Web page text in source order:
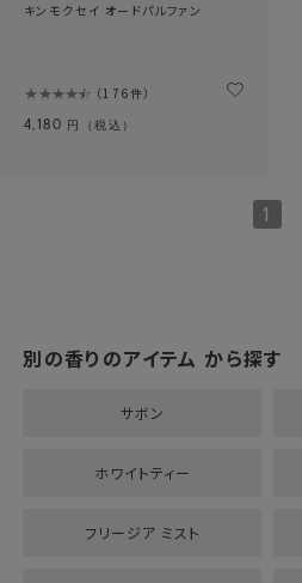
キンモクセイ オードパルファン
176件
4,180 円（税込）
1
別の香りのアイテム から探す
サボン
ホワイトティー
フリージア ミスト